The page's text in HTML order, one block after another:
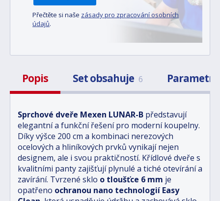
Přečtěte si naše zásady pro zpracování osobních
údajů.
Popis Set obsahuje 6 Parametry
Sprchové dveře Mexen LUNAR-B představují
elegantní a funkční řešení pro moderní koupelny.
Díky výšce 200 cm a kombinaci nerezových
ocelových a hliníkových prvků vynikají nejen
designem, ale i svou praktičností. Křídlové dveře s
kvalitními panty zajišťují plynulé a tiché otevírání a
zavírání. Tvrzené sklo o tloušťce 6 mm je
opatřeno ochranou nano technologií Easy